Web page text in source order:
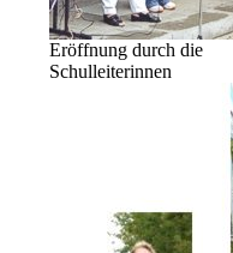
Eröffnung durch die
Schulleiterinnen